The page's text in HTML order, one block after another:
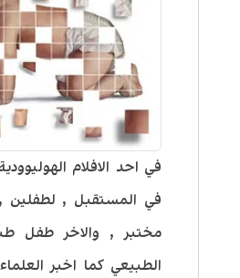
في احد الافلام
في المستقبل , لطفلين
مختبر , والاخر طفل
الطبيعي كما اخبر